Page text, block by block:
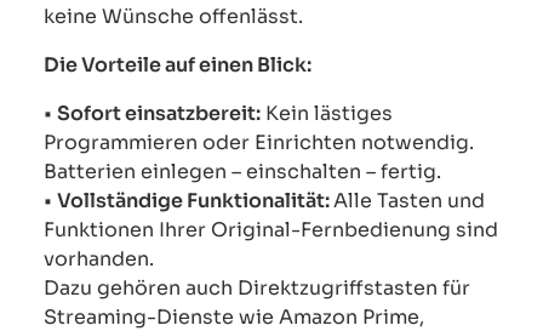
keine Wünsche offenlässt.
Die Vorteile auf einen Blick:
• Sofort einsatzbereit: Kein lästiges
Programmieren oder Einrichten notwendig.
Batterien einlegen – einschalten – fertig.
• Vollständige Funktionalität:Alle Tasten und
Funktionen Ihrer Original-Fernbedienung sind
vorhanden.
Dazu gehören auch Direktzugriffstasten für
Streaming-Dienste wie Amazon Prime,